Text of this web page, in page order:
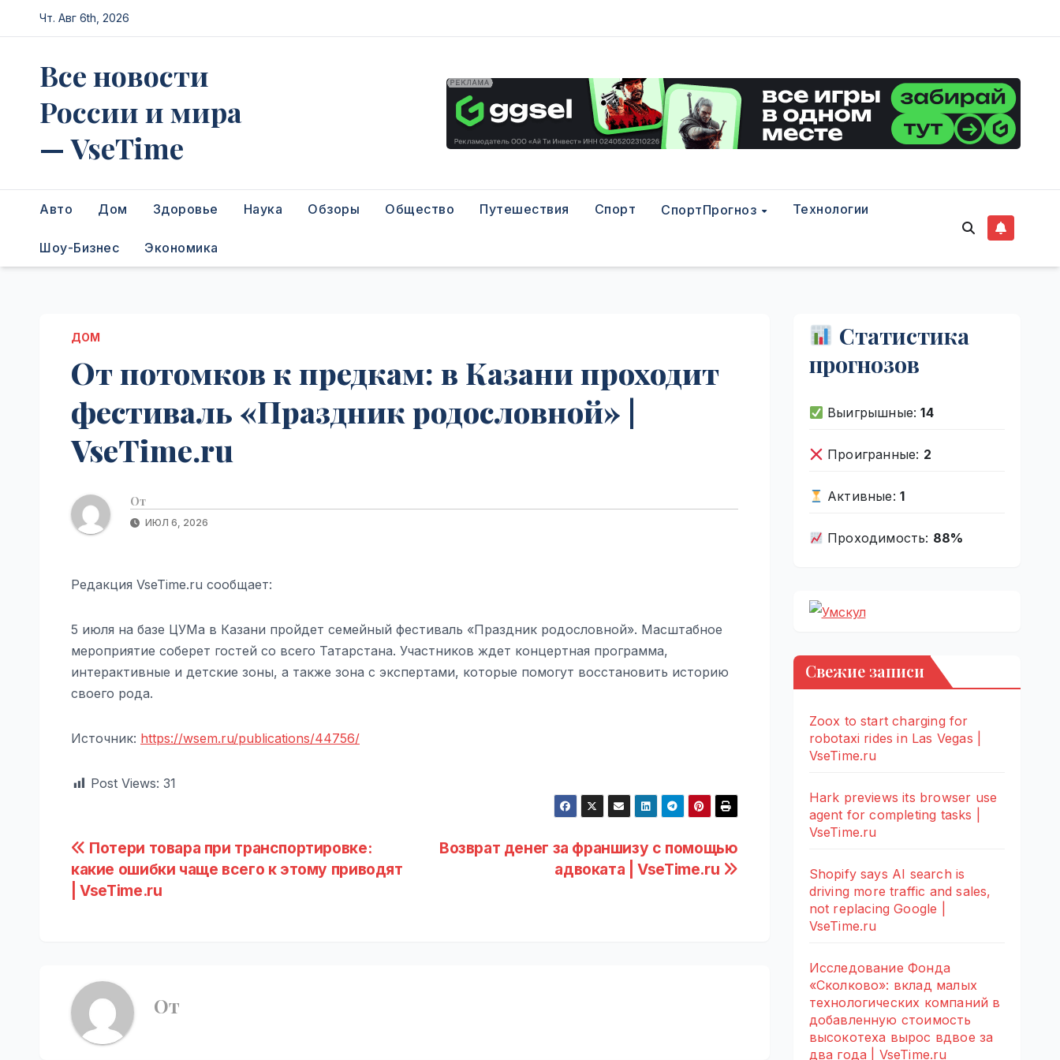
Перейти
к
Чт. Авг 6th, 2026
Все новости
России и мира
— VseTime
Авто Дом Здоровье Наука Обзоры Общество Путешествия Спорт СпортПрогноз Технологии
Шоу-Бизнес Экономика
ДОМ
От потомков к предкам: в Казани проходит
фестиваль «Праздник родословной» |
VseTime.ru
От
ИЮЛ 6, 2026
Редакция VseTime.ru сообщает:
5 июля на базе ЦУМа в Казани пройдет семейный фестиваль «Праздник родословной». Масштабное
мероприятие соберет гостей со всего Татарстана. Участников ждет концертная программа,
интерактивные и детские зоны, а также зона с экспертами, которые помогут восстановить историю
своего рода.
Источник: https://wsem.ru/publications/44756/
Post Views: 31
Навигация
по
Возврат денег за франшизу с помощью
адвоката | VseTime.ru
Потери товара при транспортировке:
какие ошибки чаще всего к этому приводят
| VseTime.ru
От
Статистика
прогнозов
Выигрышные:14
Проигранные: 2
Активные: 1
Проходимость: 88%
Свежие записи
Zoox to start charging for
robotaxi rides in Las Vegas |
VseTime.ru
Hark previews its browser use
agent for completing tasks |
VseTime.ru
Shopify says AI search is
driving more traffic and sales,
not replacing Google |
VseTime.ru
Исследование Фонда
«Сколково»: вклад малых
технологических компаний в
добавленную стоимость
высокотеха вырос вдвое за
два года | VseTime.ru